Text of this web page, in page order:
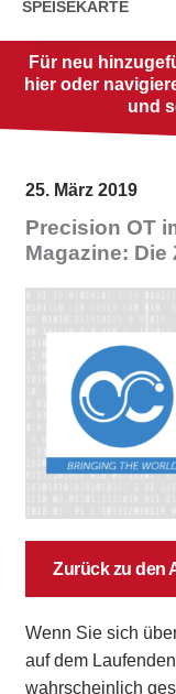
SPEISEKARTE
Für neu
hier oder
und
25. März 2019
Precision OT
Magazine:
Zurück zu den
Wenn Sie sich
auf dem
wahrscheinlich